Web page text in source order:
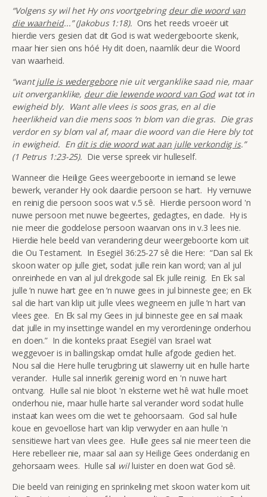
“Volgens sy wil het Hy ons voortgebring deur die woord van
die waarheid...” (Jakobus 1:18). Ons het reeds vroeër uit
hierdie vers gesien dat dit God is wat wedergeboorte skenk,
maar hier sien ons hóé Hy dit doen, naamlik deur die Woord
van waarheid.
“wantjulle is wedergeborenie uit verganklike saad nie, maar
uit onverganklike, deur die lewende woord van Godwat tot in
ewigheid bly. Want alle vlees is soos gras, en al die
heerlikheid van die mens soos ‘n blom van die gras. Die gras
verdor en sy blom val af, maar die woord van die Here bly tot
in ewigheid. En dit is die woord wat aan julle verkondig is.”
(1 Petrus 1:23-25). Die verse spreek vir hulleself.
Wanneer die Heilige Gees weergeboorte in iemand se lewe
bewerk, verander Hy ook daardie persoon se hart. Hy vernuwe
en reinig die persoon soos wat v.5 sê. Hierdie persoon word 'n
nuwe persoon met nuwe begeertes, gedagtes, en dade. Hy is
nie meer die goddelose persoon waarvan ons in v.3 lees nie.
Hierdie hele beeld van verandering deur weergeboorte kom uit
die Ou Testament. In Esegiël 36:25-27 sê die Here: “Dan sal Ek
skoon water op julle giet, sodat julle rein kan word; van al jul
onreinhede en van al jul drekgode sal Ek julle reinig. En Ek sal
julle ‘n nuwe hart gee en ‘n nuwe gees in jul binneste gee; en Ek
sal die hart van klip uit julle vlees wegneem en julle ‘n hart van
vlees gee. En Ek sal my Gees in jul binneste gee en sal maak
dat julle in my insettinge wandel en my verordeninge onderhou
en doen.” In die konteks praat Esegiël van Israel wat
weggevoer is in ballingskap omdat hulle afgode gedien het.
Nou sal die Here hulle terugbring uit slawerny uit en hulle harte
verander. Hulle sal innerlik gereinig word en 'n nuwe hart
ontvang. Hulle sal nie bloot 'n eksterne wet hê wat hulle moet
onderhou nie, maar hulle harte sal verander word sodat hulle
instaat kan wees om die wet te gehoorsaam. God sal hulle
koue en gevoellose hart van klip verwyder en aan hulle 'n
sensitiewe hart van vlees gee. Hulle gees sal nie meer teen die
Here rebelleer nie, maar sal aan sy Heilige Gees onderdanig en
gehorsaam wees. Hulle sal willuister en doen wat God sê.
Die beeld van reiniging en sprinkeling met skoon water kom uit